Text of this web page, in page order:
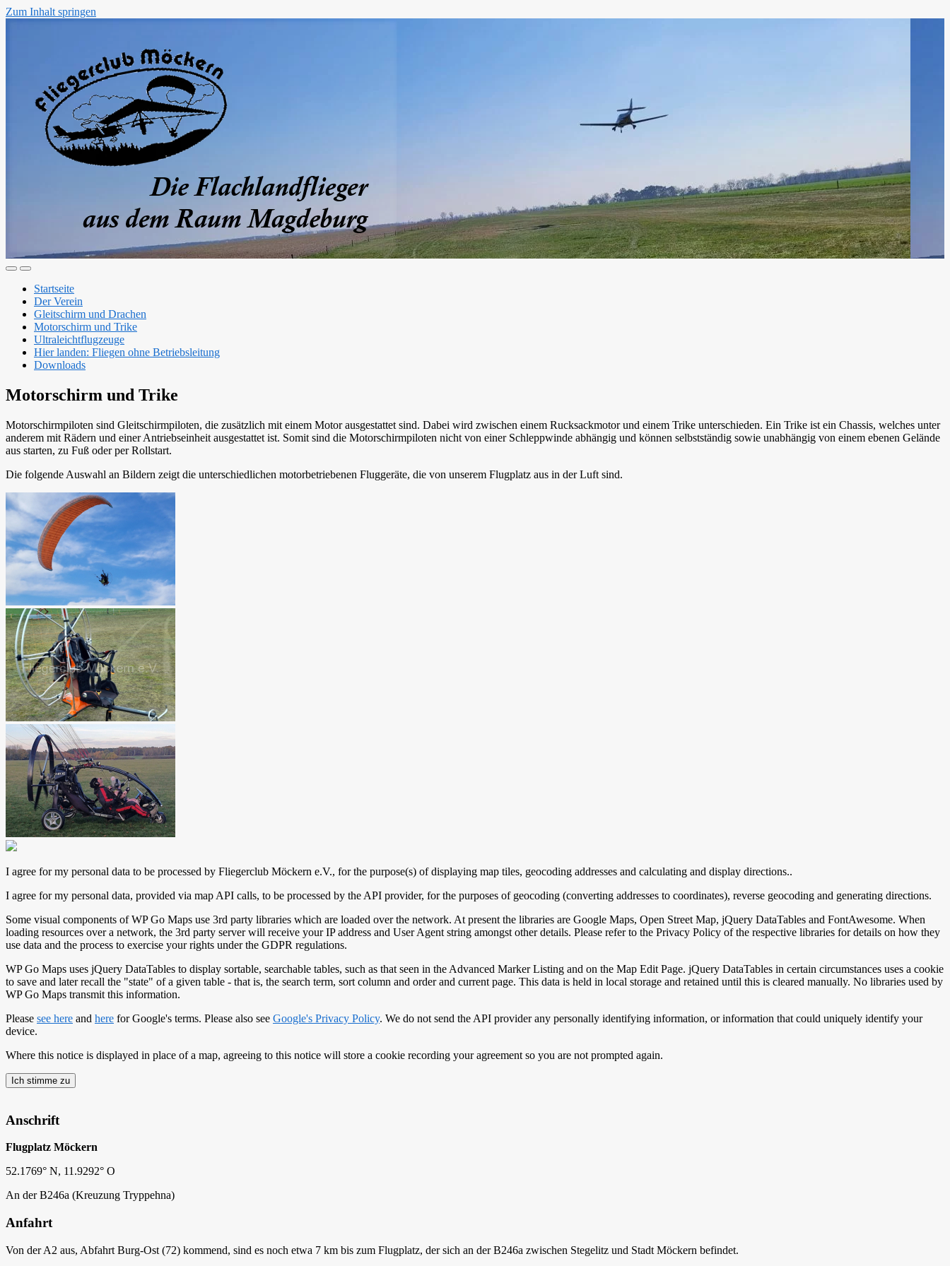
Zum Inhalt springen
Mobile-
ein-/ausblenden
Suchfeld
ein-/ausblenden
Startseite
Der Verein
Gleitschirm und Drachen
Motorschirm und Trike
Ultraleichtflugzeuge
Hier landen: Fliegen ohne Betriebsleitung
Downloads
Motorschirm und Trike
Motorschirmpiloten sind Gleitschirmpiloten, die zusätzlich mit einem Motor ausgestattet sind. Dabei wird zwischen einem Rucksackmotor und einem Trike unterschieden. Ein Trike ist ein Chassis, welches unter
anderem mit Rädern und einer Antriebseinheit ausgestattet ist. Somit sind die Motorschirmpiloten nicht von einer Schleppwinde abhängig und können selbstständig sowie unabhängig von einem ebenen Gelände
aus starten, zu Fuß oder per Rollstart.
Die folgende Auswahl an Bildern zeigt die unterschiedlichen motorbetriebenen Fluggeräte, die von unserem Flugplatz aus in der Luft sind.
I agree for my personal data to be processed by Fliegerclub Möckern e.V., for the purpose(s) ofdisplaying map tiles, geocoding addresses and calculating and display directions..
I agree for my personal data, provided via map API calls, to be processed by the API provider, for the purposes of geocoding (converting addresses to coordinates), reverse geocoding and generating directions.
Some visual components of WP Go Maps use 3rd party libraries which are loaded over the network. At present the libraries are Google Maps, Open Street Map, jQuery DataTables and FontAwesome. When
loading resources over a network, the 3rd party server will receive your IP address and User Agent string amongst other details. Please refer to the Privacy Policy of the respective libraries for details on how they
use data and the process to exercise your rights under the GDPR regulations.
WP Go Maps uses jQuery DataTables to display sortable, searchable tables, such as that seen in the Advanced Marker Listing and on the Map Edit Page. jQuery DataTables in certain circumstances uses a cookie
to save and later recall the "state" of a given table - that is, the search term, sort column and order and current page. This data is held in local storage and retained until this is cleared manually. No libraries used by
WP Go Maps transmit this information.
Please see here and here for Google's terms. Please also see Google's Privacy Policy. We do not send the API provider any personally identifying information, or information that could uniquely identify your
device.
Where this notice is displayed in place of a map, agreeing to this notice will store a cookie recording your agreement so you are not prompted again.
Ich stimme zu
Anschrift
Flugplatz Möckern
52.1769° N, 11.9292° O
An der B246a (Kreuzung Tryppehna)
Anfahrt
Von der A2 aus, Abfahrt Burg-Ost (72) kommend, sind es noch etwa 7 km bis zum Flugplatz, der sich an der B246a zwischen Stegelitz und Stadt Möckern befindet.